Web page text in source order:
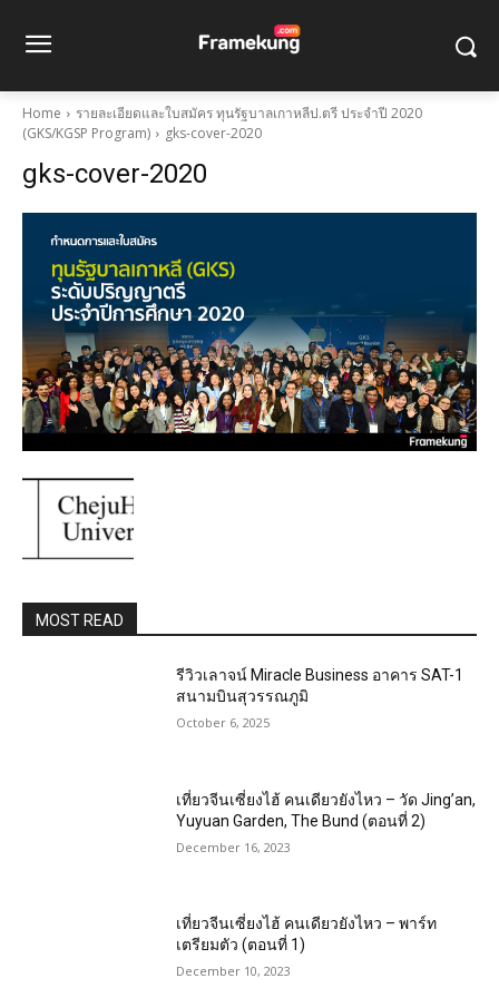
Home
รายละเอียดและใบสมัคร ทุนรัฐบาลเกาหลีป.ตรี ประจำปี 2020
(GKS/KGSP Program)
gks-cover-2020
gks-cover-2020
MOST READ
รีวิวเลาจน์ Miracle Business อาคาร SAT-1
สนามบินสุวรรณภูมิ
October 6, 2025
เที่ยวจีนเซี่ยงไฮ้ คนเดียวยังไหว – วัด Jing’an,
Yuyuan Garden, The Bund (ตอนที่ 2)
December 16, 2023
เที่ยวจีนเซี่ยงไฮ้ คนเดียวยังไหว – พาร์ท
เตรียมตัว (ตอนที่ 1)
December 10, 2023